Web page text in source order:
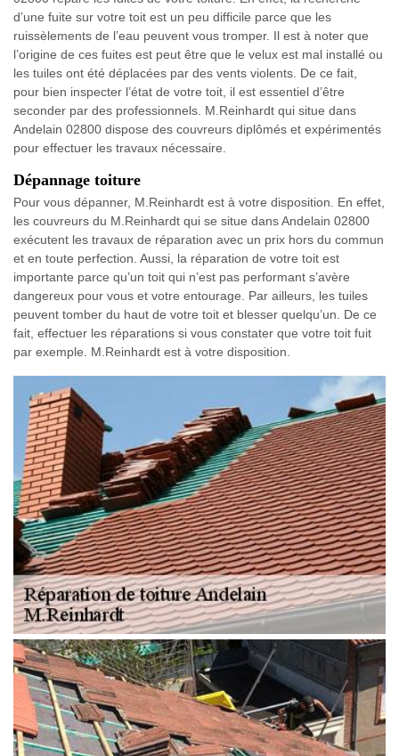
d’une fuite sur votre toit est un peu difficile parce que les
ruissèlements de l’eau peuvent vous tromper. Il est à noter que
l’origine de ces fuites est peut être que le velux est mal installé ou
les tuiles ont été déplacées par des vents violents. De ce fait,
pour bien inspecter l’état de votre toit, il est essentiel d’être
seconder par des professionnels. M.Reinhardt qui situe dans
Andelain 02800 dispose des couvreurs diplômés et expérimentés
pour effectuer les travaux nécessaire.
Dépannage toiture
Pour vous dépanner, M.Reinhardt est à votre disposition. En effet,
les couvreurs du M.Reinhardt qui se situe dans Andelain 02800
exécutent les travaux de réparation avec un prix hors du commun
et en toute perfection. Aussi, la réparation de votre toit est
importante parce qu’un toit qui n’est pas performant s’avère
dangereux pour vous et votre entourage. Par ailleurs, les tuiles
peuvent tomber du haut de votre toit et blesser quelqu’un. De ce
fait, effectuer les réparations si vous constater que votre toit fuit
par exemple. M.Reinhardt est à votre disposition.